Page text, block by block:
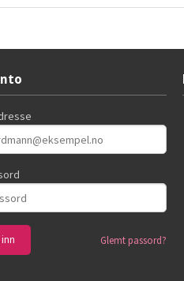
Glemt passord?